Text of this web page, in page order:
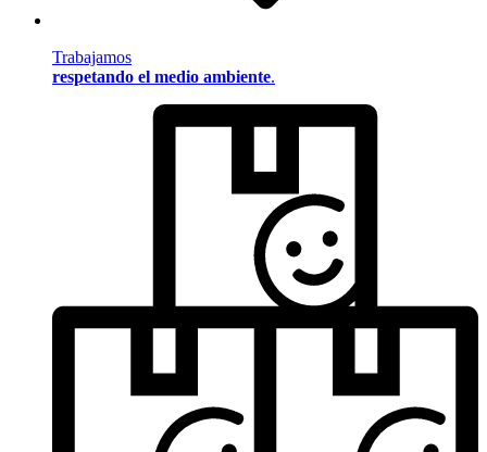
Trabajamos
respetando el medio ambiente.